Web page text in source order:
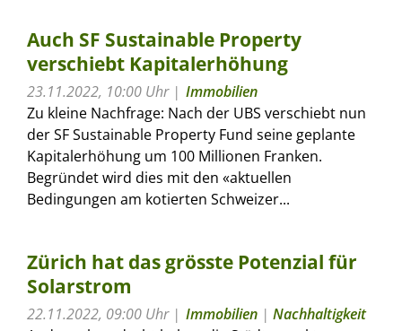
Auch SF Sustainable Property
verschiebt Kapitalerhöhung
23.11.2022, 10:00 Uhr
Immobilien
Zu kleine Nachfrage: Nach der UBS verschiebt nun
der SF Sustainable Property Fund seine geplante
Kapitalerhöhung um 100 Millionen Franken.
Begründet wird dies mit den «aktuellen
Bedingungen am kotierten Schweizer...
Zürich hat das grösste Potenzial für
Solarstrom
22.11.2022, 09:00 Uhr Immobilien | Nachhaltigkeit